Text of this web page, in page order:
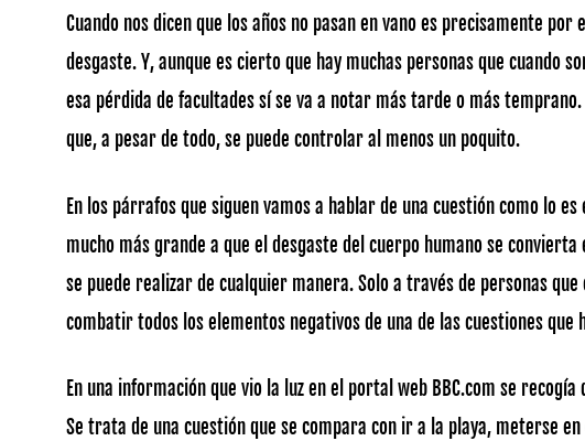
Cuando nos dicen que los años no pasan en vano es precisamente
desgaste. Y, aunque es cierto que hay muchas personas que cuando
esa pérdida de facultades sí se va a notar más tarde o más
que, a pesar de todo, se puede controlar al menos un poquito.
En los párrafos que siguen vamos a hablar de una cuestión como lo es
mucho más grande a que el desgaste del cuerpo humano se
se puede realizar de cualquier manera. Solo a través de personas
combatir todos los elementos negativos de una de las cuestiones
En una información que vio la luz en el portal web BBC.com se
Se trata de una cuestión que se compara con ir a la playa, meterse